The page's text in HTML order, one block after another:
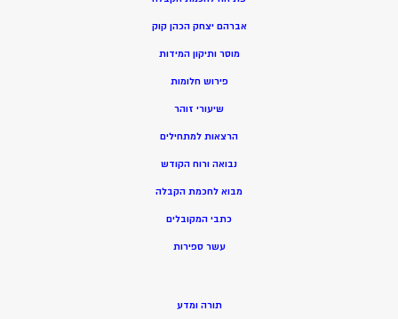
אברהם יצחק הכהן קוק
מוסר ותיקון המידות
פירוש חלומות
שיעורי זוהר
הרצאות למתחילים
נבואה ורוח הקודש
מבוא לחכמת הקבלה
כתבי המקובלים
עשר ספירות
תורה ומדע